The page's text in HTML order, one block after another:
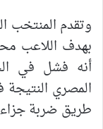
وتقدم المنتخب
أنه فشل في
طريق ضربة